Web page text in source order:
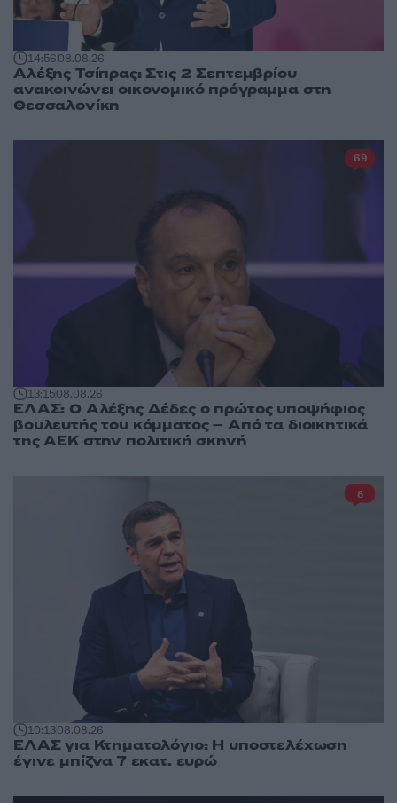
14:5608.08.26
Αλέξης Τσίπρας: Στις 2 Σεπτεμβρίου
ανακοινώνει οικονομικό πρόγραμμα στη
Θεσσαλονίκη
13:1508.08.26
ΕΛΑΣ: Ο Αλέξης Δέδες ο πρώτος υποψήφιος
βουλευτής του κόμματος – Από τα διοικητικά
της ΑΕΚ στην πολιτική σκηνή
69
10:1308.08.26
ΕΛΑΣ για Κτηματολόγιο: Η υποστελέχωση
έγινε μπίζνα 7 εκατ. ευρώ
8